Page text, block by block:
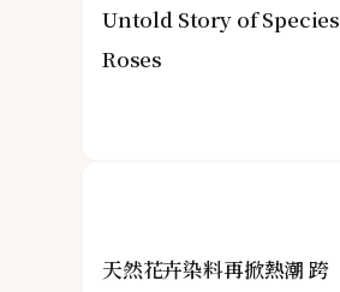
Untold Story of Species
Roses
天然花卉染料再掀熱潮 跨